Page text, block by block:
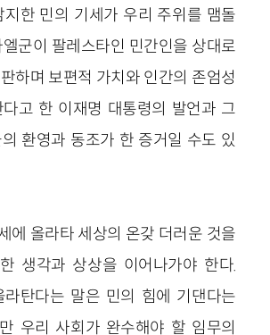
지한 민의 기세가 우리 주위를 맴돌
군이 팔레스타인 민간인을 상대로
하며 보편적 가치와 인간의 존엄성
고 한 이재명 대통령의 발언과 그
환영과 동조가 한 증거일 수도 있
에 올라타 세상의 온갖 더러운 것을
생각과 상상을 이어나가야 한다.
탄다는 말은 민의 힘에 기댄다는
우리 사회가 완수해야 할 임무의